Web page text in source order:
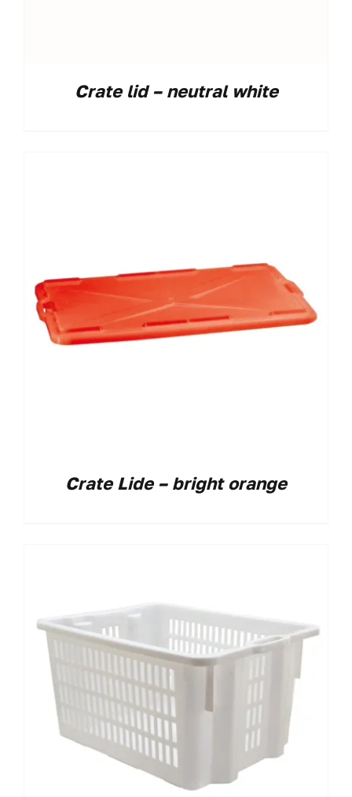
Crate lid – neutral white
Crate Lide – bright orange